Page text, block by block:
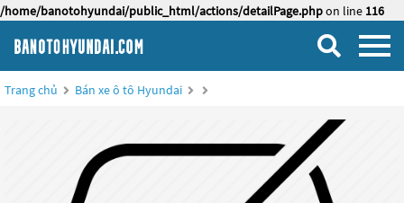
/home/banotohyundai/public_html/actions/detailPage.phpon line 116
Trang chủ Bán xe ô tô Hyundai